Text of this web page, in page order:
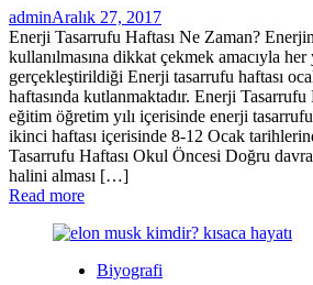
adminAralık 27, 2017
Enerji Tasarrufu Haftası Ne Zaman?
kullanılmasına dikkat çekmek amacıyla
gerçekleştirildiği Enerji tasarrufu haftası
haftasında kutlanmaktadır. Enerji
eğitim öğretim yılı içerisinde enerji tasarrufu
ikinci haftası içerisinde 8-12 Ocak
Tasarrufu Haftası Okul Öncesi Doğru
halini alması […]
Read more
Biyografi